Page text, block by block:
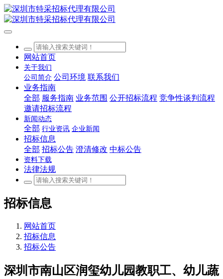
网站首页
关于我们
公司简介 公司环境 联系我们
业务指南
全部 服务指南 业务范围 公开招标流程 竞争性谈判流程
邀请招标流程
新闻动态
全部 行业资讯 企业新闻
招标信息
全部 招标公告 澄清修改 中标公告
资料下载
法律法规
招标信息
网站首页
招标信息
招标公告
深圳市南山区润玺幼儿园教职工、幼儿蔬